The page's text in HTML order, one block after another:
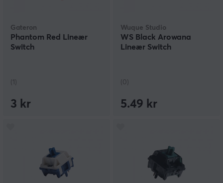
Gateron
Phantom Red Lineær
Switch
(1)
3 kr
Wuque Studio
WS Black Arowana
Lineær Switch
(0)
5.49 kr